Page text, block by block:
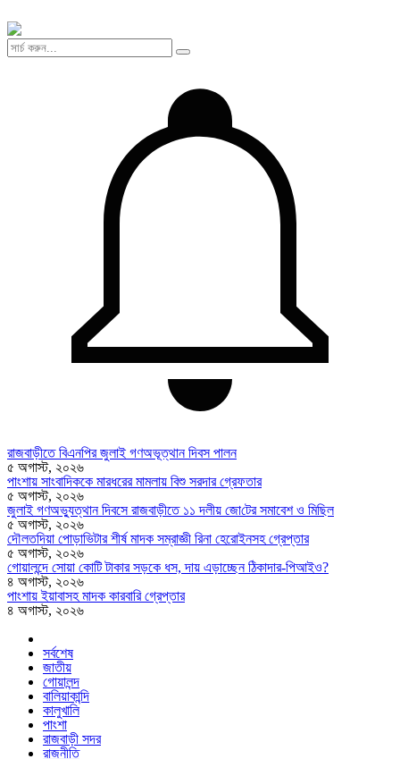
রাজবাড়ীতে বিএন‌পির জুলাই গণঅভূত্থান দিবস পালন
৫ অগাস্ট, ২০২৬
পাংশায় সাংবাদিককে মারধরের মামলায় বিশু সরদার গ্রেফতার
৫ অগাস্ট, ২০২৬
জুলাই গণঅভ্যুত্থান দিবসে রাজবাড়ীতে ১১ দলীয় জো‌টের সমাবেশ ও মি‌ছিল
৫ অগাস্ট, ২০২৬
দৌলতদিয়া পোড়াভিটার শীর্ষ মাদক সম্রাজ্ঞী রিনা হেরোইনসহ গ্রেপ্তার
৫ অগাস্ট, ২০২৬
গোয়ালন্দে সোয়া কোটি টাকার সড়কে ধস, দায় এড়াচ্ছেন ঠিকাদার-পিআইও?
৪ অগাস্ট, ২০২৬
পাংশায় ইয়াবাসহ মাদক কারবারি গ্রেপ্তার
৪ অগাস্ট, ২০২৬
সর্বশেষ
জাতীয়
গোয়ালন্দ
বালিয়াকান্দি
কালুখালি
পাংশা
রাজবাড়ী সদর
রাজনীতি